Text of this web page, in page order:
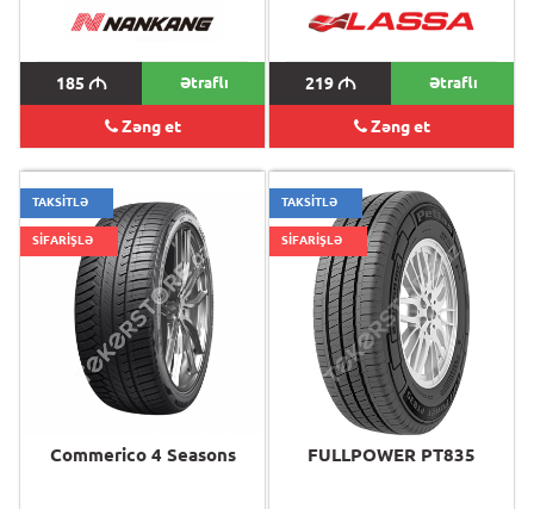
185 M Ətraflı
Zəng et
219M Ətraflı
Zəng et
TAKSİTLƏ
SİFARİŞLƏ
Commerico 4 Seasons
TAKSİTLƏ
SİFARİŞLƏ
FULLPOWER PT835